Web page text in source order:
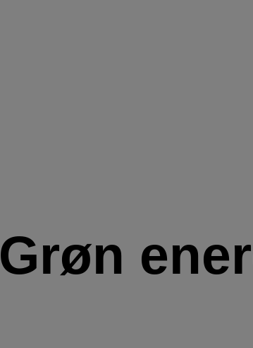
Grøn